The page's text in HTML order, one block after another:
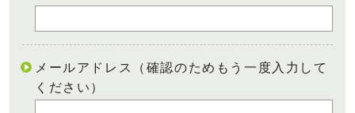
メールアドレス（確認のためもう一度入力して
ください）